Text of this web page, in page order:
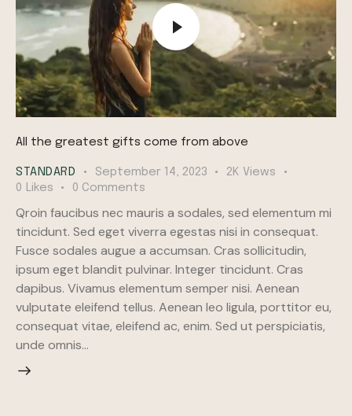
All the greatest gifts come from above
STANDARD September 14, 2023 2K Views
0 Likes 0 Comments
Qroin faucibus nec mauris a sodales, sed elementum mi
tincidunt. Sed eget viverra egestas nisi in consequat.
Fusce sodales augue a accumsan. Cras sollicitudin,
ipsum eget blandit pulvinar. Integer tincidunt. Cras
dapibus. Vivamus elementum semper nisi. Aenean
vulputate eleifend tellus. Aenean leo ligula, porttitor eu,
consequat vitae, eleifend ac, enim. Sed ut perspiciatis,
unde omnis…